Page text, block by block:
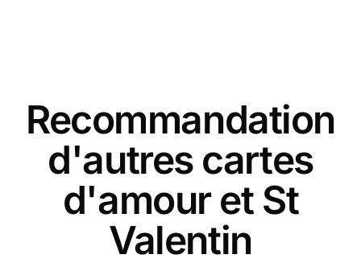
Recommandation
d'autres cartes
d'amour et St
Valentin